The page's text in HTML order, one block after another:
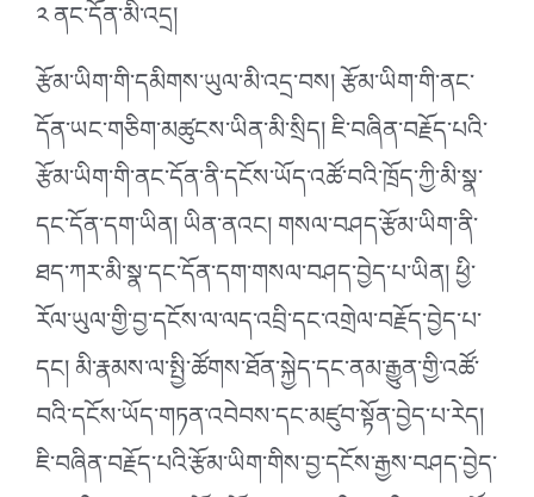
༢ ནང་དོན་མི་འདྲ།
རྩོམ་ཡིག་གི་དམིགས་ཡུལ་མི་འདྲ་བས། རྩོམ་ཡིག་གི་ནང་
དོན་ཡང་གཅིག་མཚུངས་ཡིན་མི་སྲིད། ཇི་བཞིན་བརྗོད་པའི་
རྩོམ་ཡིག་གི་ནང་དོན་ནི་དངོས་ཡོད་འཚོ་བའི་ཁྲོད་ཀྱི་མི་སྣ་
དང་དོན་དག་ཡིན། ཡིན་ནའང། གསལ་བཤད་རྩོམ་ཡིག་ནི་
ཐད་ཀར་མི་སྣ་དང་དོན་དག་གསལ་བཤད་བྱེད་པ་ཡིན། ཕྱི་
རོལ་ཡུལ་གྱི་བྱ་དངོས་ལ་ལད་འབྲི་དང་འགྲེལ་བརྗོད་བྱེད་པ་
དང། མི་རྣམས་ལ་སྤྱི་ཚོགས་ཐོན་སྐྱེད་དང་ནམ་རྒྱུན་གྱི་འཚོ་
བའི་དངོས་ཡོད་གཏན་འབེབས་དང་མཛུབ་སྟོན་བྱེད་པ་རེད།
ཇི་བཞིན་བརྗོད་པའི་རྩོམ་ཡིག་གིས་བྱ་དངོས་རྒྱས་བཤད་བྱེད་